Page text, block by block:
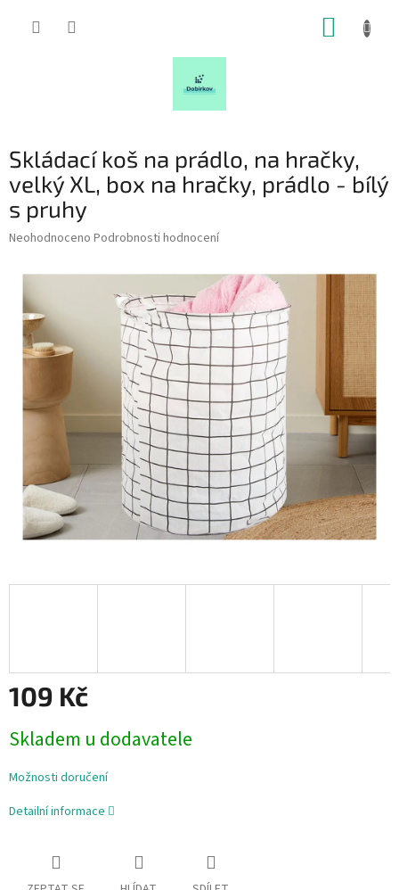
Skládací koš na prádlo, na hračky,
velký XL, box na hračky, prádlo - bílý
s pruhy
Průměrné
produktu
0,0
hvězdiček.
Neohodnoceno Podrobnosti hodnocení
109 Kč
cena:
Skladem u dodavatele
Možnosti doručení
Detailní informace